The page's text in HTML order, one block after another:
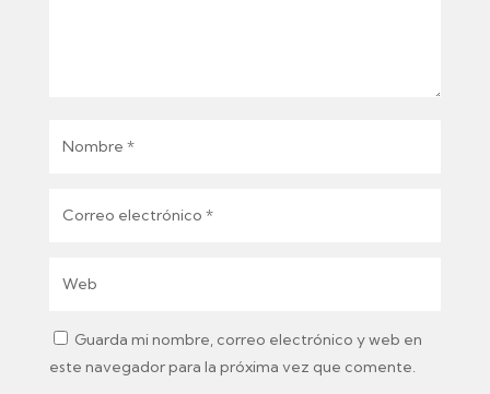
Guarda mi nombre, correo electrónico y web en
este navegador para la próxima vez que comente.